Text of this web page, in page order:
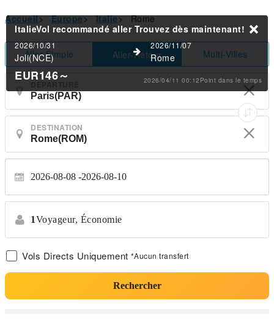
Accueil> Europe> Italie> Rome
Aller Simple Aller-Retour Multi-Villes
DESTINATION
2026-08-08 2026-08-10
1Voyageur, Économie
Vols Directs Uniquement *Aucun transfert
Rechercher
ItalieVol recommandé allerTrouvez dès maintenant!
2026/10/31
Joli(NCE)
2026/11/07
Rome
EUR146～ 2026/04/11 00:12Point dans le temps